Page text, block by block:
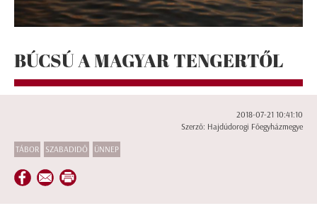
BÚCSÚ A MAGYAR TENGERTŐL
2018-07-21 10:41:10
Szerző: Hajdúdorogi Főegyházmegye
TÁBOR SZABADIDŐ ÜNNEP